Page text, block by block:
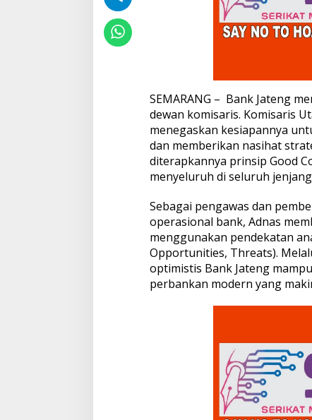
t
l
j
u
n
SEMARANG – Bank Jateng
dewan komisaris. Komisaris
menegaskan kesiapannya
dan memberikan nasihat
diterapkannya prinsip Good
menyeluruh di seluruh
Sebagai pengawas dan
operasional bank, Adnas
menggunakan pendekatan
Opportunities, Threats).
optimistis Bank Jateng
perbankan modern yang